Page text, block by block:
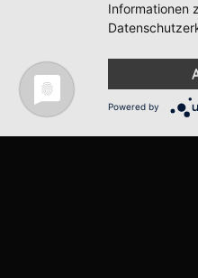
Informationen
Powered by